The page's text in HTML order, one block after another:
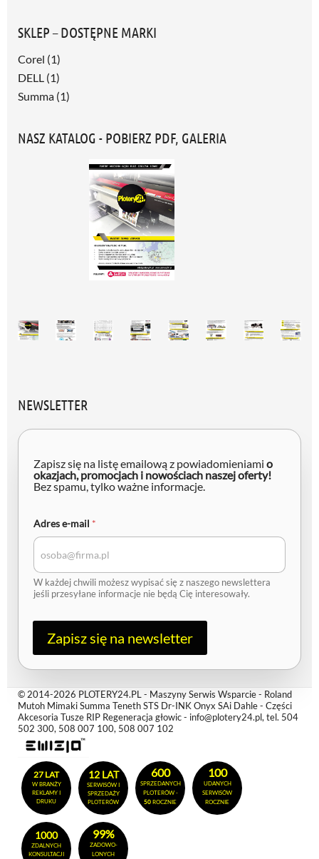
SKLEP – DOSTĘPNE MARKI
Corel (1)
DELL (1)
Summa (1)
NASZ KATALOG - POBIERZ PDF, GALERIA
NEWSLETTER
Zapisz się na listę emailową z powiadomieniami o
okazjach, promocjach i nowościach naszej oferty!
Bez spamu, tylko ważne informacje.
-
m
l
e
-
a
A
d
e
s
Adres e-mail *
W każdej chwili możesz wypisać się z naszego newslettera
jeśli przesyłane informacje nie będą Cię interesowały.
Zapisz się na newsletter
© 2014-2026 PLOTERY24.PL - Maszyny Serwis Wsparcie - Roland
Mutoh Mimaki Summa Teneth STS Dr-INK Onyx SAi Dahle - Części
Akcesoria Tusze RIP Regeneracja głowic - info@plotery24.pl, tel. 504
502 300, 508 007 100, 508 007 102
27 LAT
W BRANŻY
REKLAMY I
DRUKU
12 LAT
SERWISÓW I
SPRZEDAŻY
PLOTERÓW
600
SPRZEDANYCH
PLOTERÓW -
50 ROCZNIE
100
UDANYCH
SERWISÓW
ROCZNIE
1000
ZDALNYCH
KONSULTACJI
99%
ZADOWO-
LONYCH